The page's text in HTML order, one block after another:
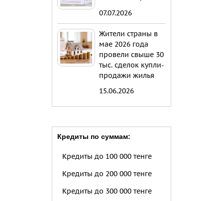
07.07.2026
Жители страны в
мае 2026 года
провели свыше 30
тыс. сделок купли-
продажи жилья
15.06.2026
Кредиты по суммам:
Кредиты до 100 000 тенге
Кредиты до 200 000 тенге
Кредиты до 300 000 тенге